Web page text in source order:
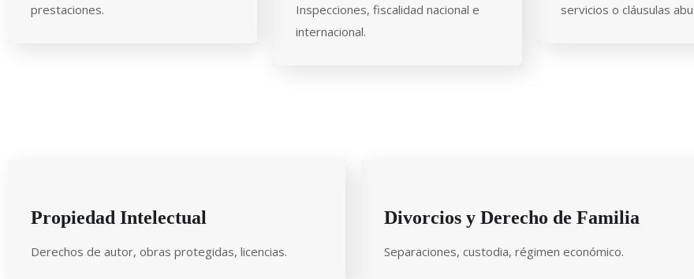
prestaciones.
Inspecciones, fiscalidad nacional e
internacional.
servicios o cláusulas
Propiedad Intelectual
Derechos de autor, obras protegidas, licencias.
Divorcios y Derecho de Familia
Separaciones, custodia, régimen económico.